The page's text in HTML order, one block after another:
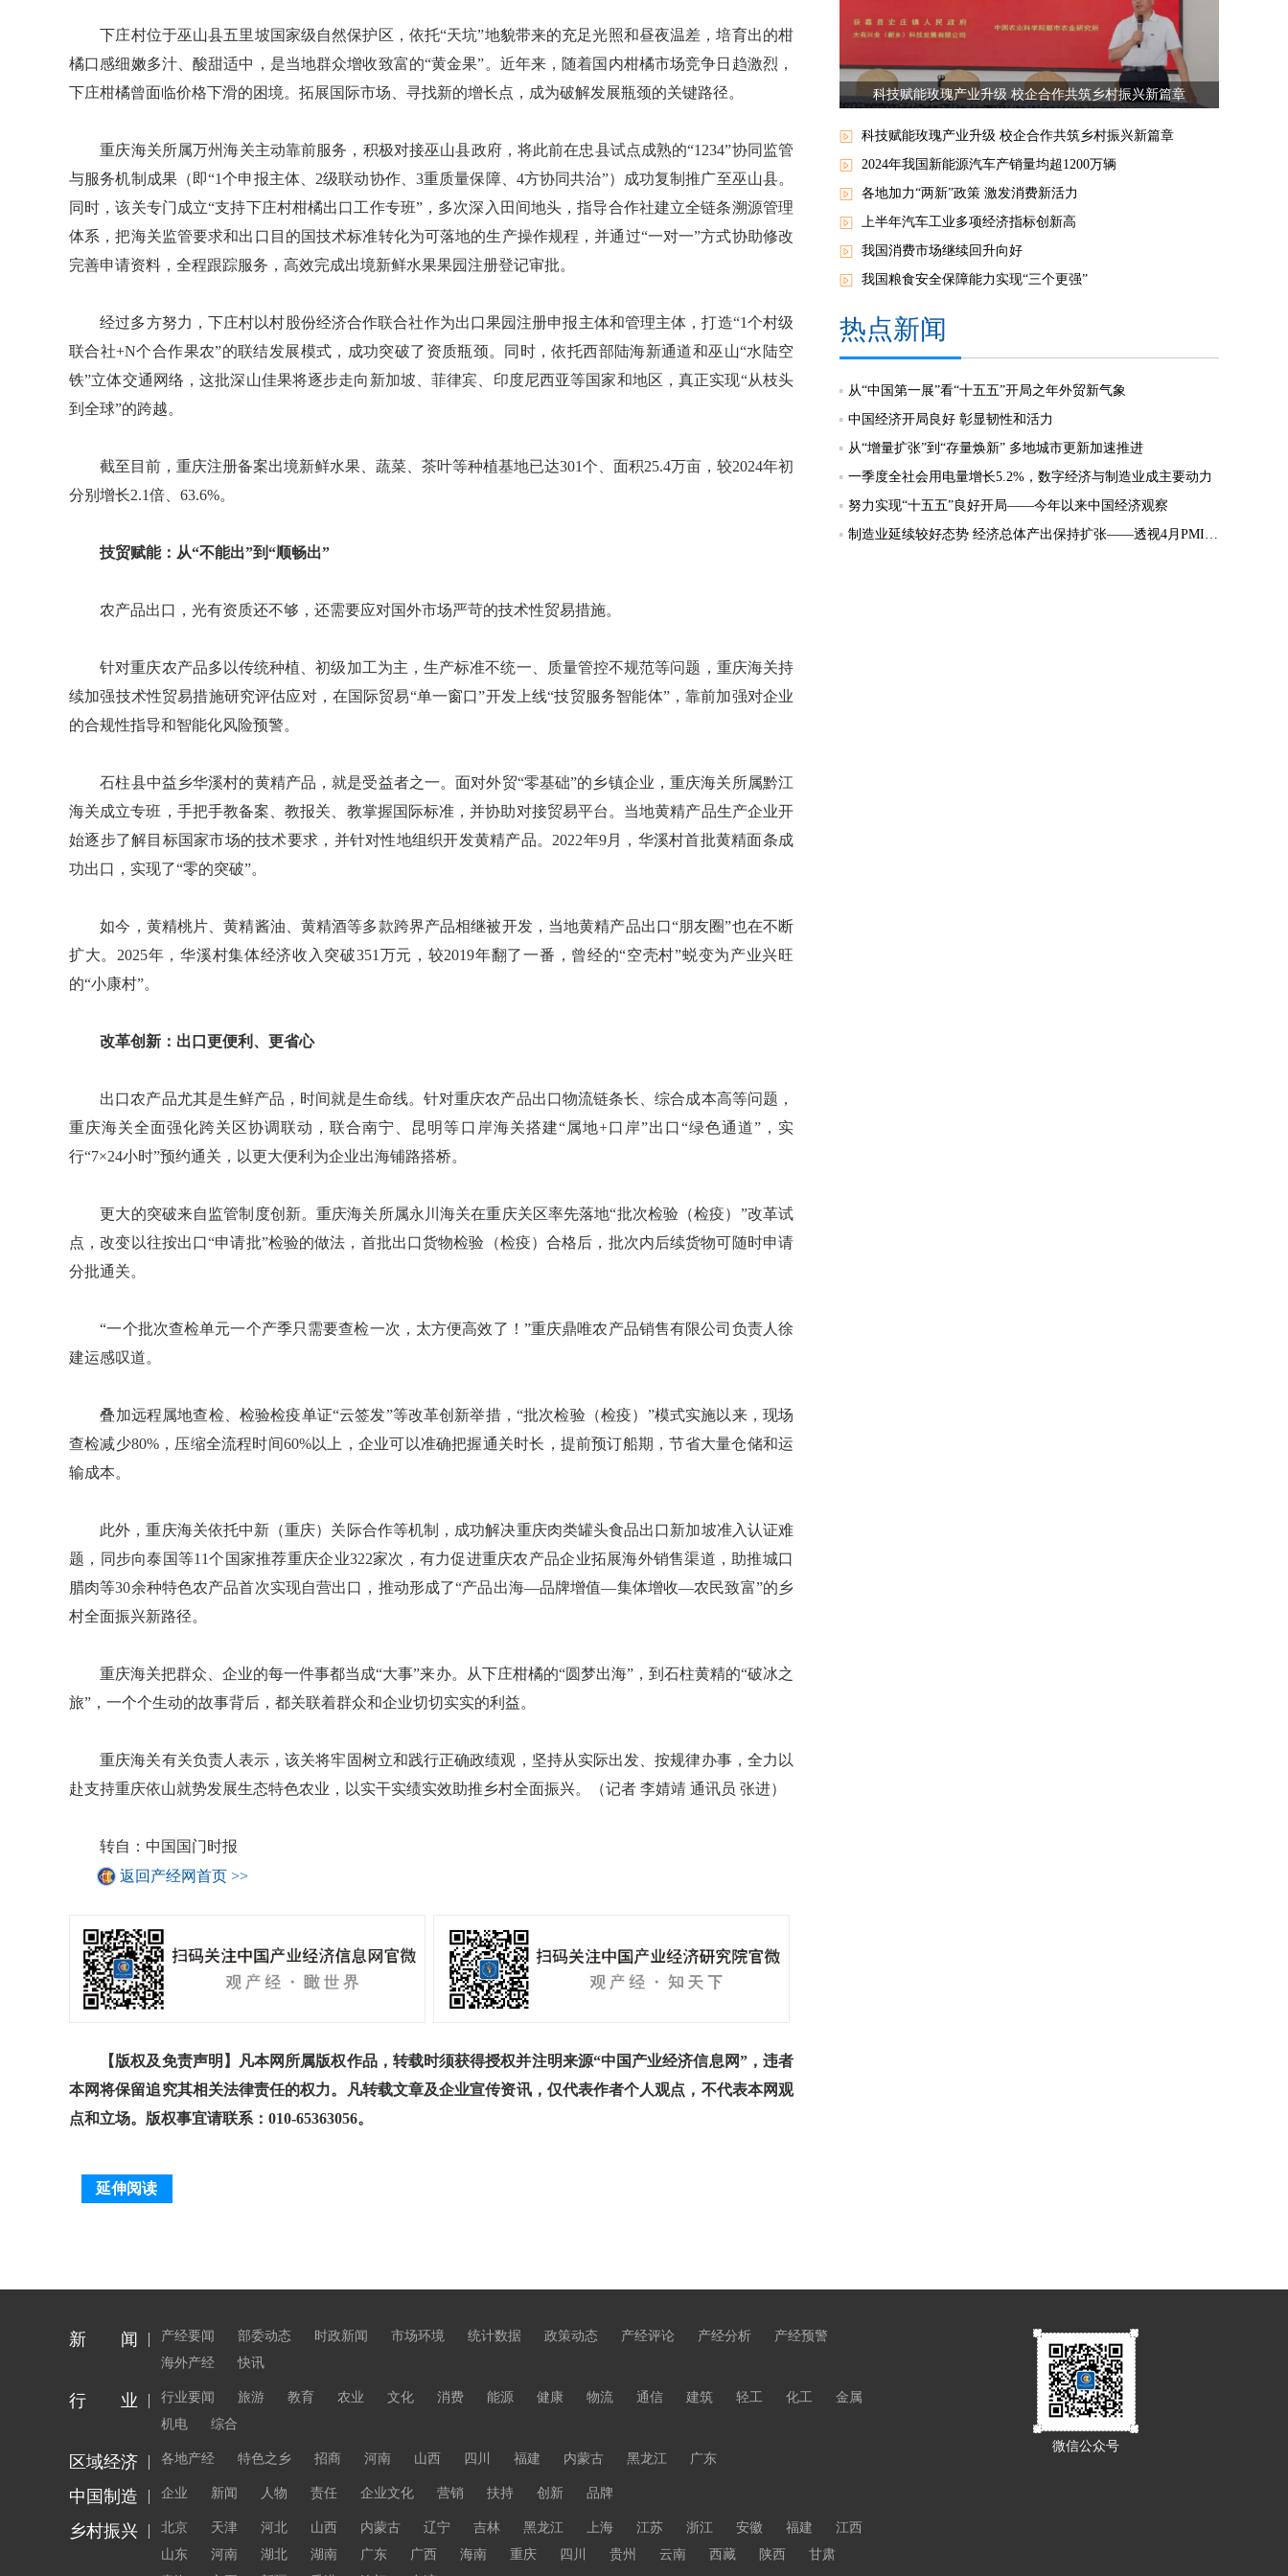
下庄村位于巫山县五里坡国家级自然保护区，依托“天坑”地貌带来的充足光照和昼夜温差，培育出的柑
橘口感细嫩多汁、酸甜适中，是当地群众增收致富的“黄金果”。近年来，随着国内柑橘市场竞争日趋激烈，
下庄柑橘曾面临价格下滑的困境。拓展国际市场、寻找新的增长点，成为破解发展瓶颈的关键路径。
重庆海关所属万州海关主动靠前服务，积极对接巫山县政府，将此前在忠县试点成熟的“1234”协同监管
与服务机制成果（即“1个申报主体、2级联动协作、3重质量保障、4方协同共治”）成功复制推广至巫山县。
同时，该关专门成立“支持下庄村柑橘出口工作专班”，多次深入田间地头，指导合作社建立全链条溯源管理
体系，把海关监管要求和出口目的国技术标准转化为可落地的生产操作规程，并通过“一对一”方式协助修改
完善申请资料，全程跟踪服务，高效完成出境新鲜水果果园注册登记审批。
经过多方努力，下庄村以村股份经济合作联合社作为出口果园注册申报主体和管理主体，打造“1个村级
联合社+N个合作果农”的联结发展模式，成功突破了资质瓶颈。同时，依托西部陆海新通道和巫山“水陆空
铁”立体交通网络，这批深山佳果将逐步走向新加坡、菲律宾、印度尼西亚等国家和地区，真正实现“从枝头
到全球”的跨越。
截至目前，重庆注册备案出境新鲜水果、蔬菜、茶叶等种植基地已达301个、面积25.4万亩，较2024年初
分别增长2.1倍、63.6%。
技贸赋能：从“不能出”到“顺畅出”
农产品出口，光有资质还不够，还需要应对国外市场严苛的技术性贸易措施。
针对重庆农产品多以传统种植、初级加工为主，生产标准不统一、质量管控不规范等问题，重庆海关持
续加强技术性贸易措施研究评估应对，在国际贸易“单一窗口”开发上线“技贸服务智能体”，靠前加强对企业
的合规性指导和智能化风险预警。
石柱县中益乡华溪村的黄精产品，就是受益者之一。面对外贸“零基础”的乡镇企业，重庆海关所属黔江
海关成立专班，手把手教备案、教报关、教掌握国际标准，并协助对接贸易平台。当地黄精产品生产企业开
始逐步了解目标国家市场的技术要求，并针对性地组织开发黄精产品。2022年9月，华溪村首批黄精面条成
功出口，实现了“零的突破”。
如今，黄精桃片、黄精酱油、黄精酒等多款跨界产品相继被开发，当地黄精产品出口“朋友圈”也在不断
扩大。2025年，华溪村集体经济收入突破351万元，较2019年翻了一番，曾经的“空壳村”蜕变为产业兴旺
的“小康村”。
改革创新：出口更便利、更省心
出口农产品尤其是生鲜产品，时间就是生命线。针对重庆农产品出口物流链条长、综合成本高等问题，
重庆海关全面强化跨关区协调联动，联合南宁、昆明等口岸海关搭建“属地+口岸”出口“绿色通道”，实
行“7×24小时”预约通关，以更大便利为企业出海铺路搭桥。
更大的突破来自监管制度创新。重庆海关所属永川海关在重庆关区率先落地“批次检验（检疫）”改革试
点，改变以往按出口“申请批”检验的做法，首批出口货物检验（检疫）合格后，批次内后续货物可随时申请
分批通关。
“一个批次查检单元一个产季只需要查检一次，太方便高效了！”重庆鼎唯农产品销售有限公司负责人徐
建运感叹道。
叠加远程属地查检、检验检疫单证“云签发”等改革创新举措，“批次检验（检疫）”模式实施以来，现场
查检减少80%，压缩全流程时间60%以上，企业可以准确把握通关时长，提前预订船期，节省大量仓储和运
输成本。
此外，重庆海关依托中新（重庆）关际合作等机制，成功解决重庆肉类罐头食品出口新加坡准入认证难
题，同步向泰国等11个国家推荐重庆企业322家次，有力促进重庆农产品企业拓展海外销售渠道，助推城口
腊肉等30余种特色农产品首次实现自营出口，推动形成了“产品出海—品牌增值—集体增收—农民致富”的乡
村全面振兴新路径。
重庆海关把群众、企业的每一件事都当成“大事”来办。从下庄柑橘的“圆梦出海”，到石柱黄精的“破冰之
旅”，一个个生动的故事背后，都关联着群众和企业切切实实的利益。
重庆海关有关负责人表示，该关将牢固树立和践行正确政绩观，坚持从实际出发、按规律办事，全力以
赴支持重庆依山就势发展生态特色农业，以实干实绩实效助推乡村全面振兴。（记者 李婧靖 通讯员 张进）
转自：中国国门时报
返回产经网首页 >>
【版权及免责声明】凡本网所属版权作品，转载时须获得授权并注明来源“中国产业经济信息网”，违者
本网将保留追究其相关法律责任的权力。凡转载文章及企业宣传资讯，仅代表作者个人观点，不代表本网观
点和立场。版权事宜请联系：010-65363056。
延伸阅读
科技赋能玫瑰产业升级 校企合作共筑乡村振兴新篇章
科技赋能玫瑰产业升级 校企合作共筑乡村振兴新篇章
2024年我国新能源汽车产销量均超1200万辆
各地加力“两新”政策 激发消费新活力
上半年汽车工业多项经济指标创新高
我国消费市场继续回升向好
我国粮食安全保障能力实现“三个更强”
热点新闻
从“中国第一展”看“十五五”开局之年外贸新气象
中国经济开局良好 彰显韧性和活力
从“增量扩张”到“存量焕新” 多地城市更新加速推进
一季度全社会用电量增长5.2%，数字经济与制造业成主要动力
努力实现“十五五”良好开局——今年以来中国经济观察
制造业延续较好态势 经济总体产出保持扩张——透视4月PMI数据
微信公众号
新 闻 产经要闻 部委动态 时政新闻 市场环境 统计数据 政策动态 产经评论 产经分析
产经预警
海外产经
快讯
行 业 行业要闻 旅游 教育 农业 文化 消费 能源 健康 物流 通信 建筑 轻工 化工
金属
机电
综合
区域经济 各地产经 特色之乡 招商 河南 山西 四川 福建 内蒙古 黑龙江 广东
中国制造 企业 新闻 人物 责任 企业文化 营销 扶持 创新 品牌
乡村振兴 北京 天津 河北 山西 内蒙古 辽宁 吉林 黑龙江 上海 江苏 浙江 安徽 福建
江西
山东
河南 湖北 湖南 广东 广西 海南 重庆 四川 贵州 云南 西藏 陕西
甘肃